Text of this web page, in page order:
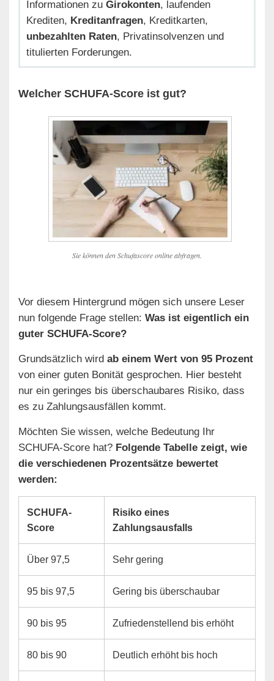
Informationen zu Girokonten, laufenden
Krediten, Kreditanfragen, Kreditkarten,
unbezahlten Raten, Privatinsolvenzen und
titulierten Forderungen.
Welcher SCHUFA-Score ist gut?
Sie können den Schufascore online abfragen.
Vor diesem Hintergrund mögen sich unsere Leser
nun folgende Frage stellen: Was ist eigentlich ein
guter SCHUFA-Score?
Grundsätzlich wird ab einem Wert von 95 Prozent
von einer guten Bonität gesprochen. Hier besteht
nur ein geringes bis überschaubares Risiko, dass
es zu Zahlungsausfällen kommt.
Möchten Sie wissen, welche Bedeutung Ihr
SCHUFA-Score hat? Folgende Tabelle zeigt, wie
die verschiedenen Prozentsätze bewertet
werden:
SCHUFA-
Score
Risiko eines
Zahlungsausfalls
Über 97,5 Sehr gering
95 bis 97,5 Gering bis überschaubar
90 bis 95 Zufriedenstellend bis erhöht
80 bis 90 Deutlich erhöht bis hoch